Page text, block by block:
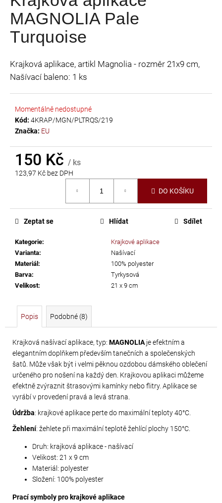
je
0,0
MAGNOLIA Pale
Turquoise
Krajková aplikace, artikl Magnolia - rozměr 21x9 cm,
Našívací baleno: 1 ks
Momentálně nedostupné
Kód: 4KRAP/MGN/PLTRQS/219
Značka: EU
150 Kč / ks
123,97 Kč bez DPH
DO KOŠÍKU
Kategorie:
Krajkové aplikace
Varianta:
Našívací
Materiál:
100% polyester
Barva:
Tyrkysová
Velikost: 21 x 9 cm
Zeptat se Hlídat Sdílet
Popis Podobné (8)
Krajková našívací aplikace, typ: MAGNOLIA je efektním a
elegantním doplňkem především tanečních a společenských
šatů. Může však být i velmi pěknou ozdobou dámského oblečení
určeného pro nošení na každý den. Krajkovou aplikaci můžeme
efektně zvýraznit štrasovými kamínky nebo flitry. Aplikace se
vyrábí v provedení pravá a levá strana.
Údržba: krajkové aplikace perte do maximální teploty 40°C.
Žehlení: žehlete při maximální teplotě žehlící plochy 150°C.
Druh: krajková aplikace - našívací
Velikost: 21 x 9 cm
Materiál: polyester
Složení: 100% polyester
Prací symboly pro krajkové aplikace
a
j
?
HLEDAT
D
o
m
e
VIVA12
SS-
8
CRYSTAL
69
Kč